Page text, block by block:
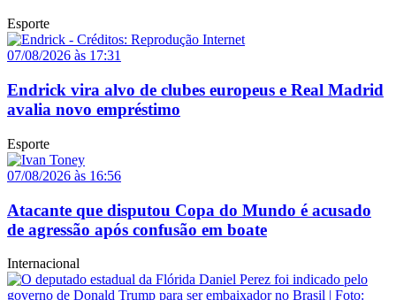
Esporte
07/08/2026 às 17:31
Endrick vira alvo de clubes europeus e Real Madrid
avalia novo empréstimo
Esporte
07/08/2026 às 16:56
Atacante que disputou Copa do Mundo é acusado
de agressão após confusão em boate
Internacional